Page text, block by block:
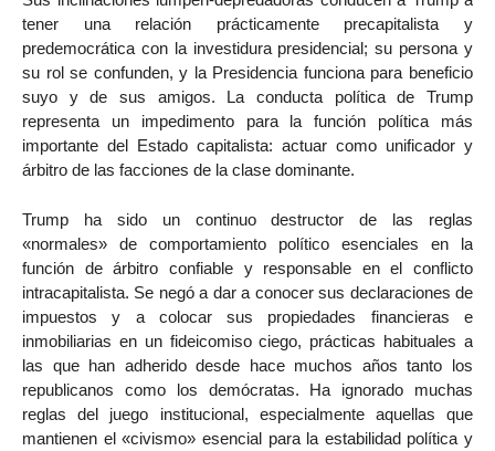
tener una relación prácticamente precapitalista y
predemocrática con la investidura presidencial; su persona y
su rol se confunden, y la Presidencia funciona para beneficio
suyo y de sus amigos. La conducta política de Trump
representa un impedimento para la función política más
importante del Estado capitalista: actuar como unificador y
árbitro de las facciones de la clase dominante.
Trump ha sido un continuo destructor de las reglas
«normales» de comportamiento político esenciales en la
función de árbitro confiable y responsable en el conflicto
intracapitalista. Se negó a dar a conocer sus declaraciones de
impuestos y a colocar sus propiedades financieras e
inmobiliarias en un fideicomiso ciego, prácticas habituales a
las que han adherido desde hace muchos años tanto los
republicanos como los demócratas. Ha ignorado muchas
reglas del juego institucional, especialmente aquellas que
mantienen el «civismo» esencial para la estabilidad política y